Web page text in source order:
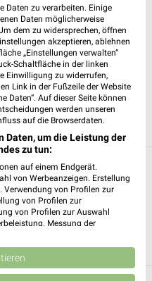
Öffnungszeiten
von Autohaus Strobel.
von Autohaus Strobel
Daten zu verarbeiten. Einige
Daten möglicherweise
dem zu widersprechen, öffnen
akzeptieren, ablehnen
„Einstellungen verwalten“
Schaltfläche in der linken
Einwilligung zu widerrufen,
Link in der Fußzeile der Website
Daten“. Auf dieser Seite können
werden unseren
auf die Browserdaten.
Daten, um die Leistung der
zu tun:
auf einem Endgerät.
von Werbeanzeigen. Erstellung
Verwendung von Profilen zur
von Profilen zur
von Profilen zur Auswahl
Messung der
Quellen. Entwicklung und
reduzierter Daten zur Auswahl